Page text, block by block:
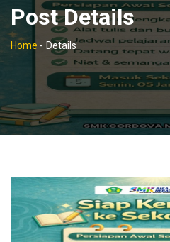
Post Details
Home - Details